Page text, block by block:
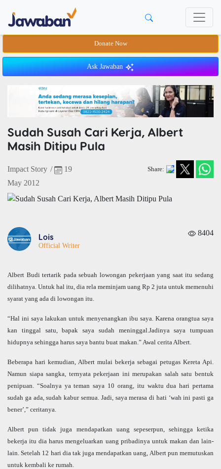
Donate Now
Ask Jawaban
Sudah Susah Cari Kerja, Albert
Masih Ditipu Pula
Impact Story /
19
May 2012
Share:
Lois
Official Writer
8404
Albert Budi tertarik pada sebuah lowongan pekerjaan yang saat itu sedang
dilihatnya. Untuk hal itu, dia rela meminjam uang Rp 2 juta untuk memenuhi
syarat yang ada di lowongan itu.
“Hal ini saya lakukan untuk menyenangkan ibu saya. Karena orangtua saya
kan tinggal satu, bapak saya sudah meninggal.Jadinya saya tumpuan
hidupnya sehingga harus saya bantu buat makan.” Awal cerita Albert.
Beberapa hari kemudian, Albert mulai bekerja sebagai petugas Kereta Api.
Namun siapa sangka, ternyata pekerjaan ini merupakan salah satu bentuk
penipuan. “Soalnya ya teman saya 10 orang, itu waktu dua hari pertama
sudah ga ada, sudah kabur semua. Jadi, saya merasa di hati ‘wah ini pasti ga
bener’,” ceritanya.
Albert pun tidak juga mendapatkan uang sepeserpun, sehingga ketika
bekerja itu dia harus mengeluarkan uang pribadinya untuk makan dan lain-
lain. Setelah 12 hari dia tak juga mendapatkan uang, Albert pun memutuskan
untuk kembali ke rumah.